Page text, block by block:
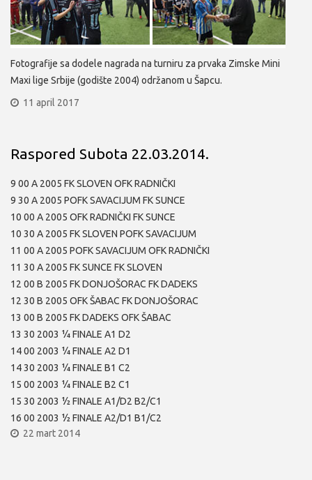
Fotografije sa dodele nagrada na turniru za prvaka Zimske Mini
Maxi lige Srbije (godište 2004) održanom u Šapcu.
11 april 2017
Raspored Subota 22.03.2014.
9 00 A 2005 FK SLOVEN OFK RADNIČKI
9 30 A 2005 POFK SAVACIJUM FK SUNCE
10 00 A 2005 OFK RADNIČKI FK SUNCE
10 30 A 2005 FK SLOVEN POFK SAVACIJUM
11 00 A 2005 POFK SAVACIJUM OFK RADNIČKI
11 30 A 2005 FK SUNCE FK SLOVEN
12 00 B 2005 FK DONJOŠORAC FK DADEKS
12 30 B 2005 OFK ŠABAC FK DONJOŠORAC
13 00 B 2005 FK DADEKS OFK ŠABAC
13 30 2003 ¼ FINALE A1 D2
14 00 2003 ¼ FINALE A2 D1
14 30 2003 ¼ FINALE B1 C2
15 00 2003 ¼ FINALE B2 C1
15 30 2003 ½ FINALE A1/D2 B2/C1
16 00 2003 ½ FINALE A2/D1 B1/C2
22 mart 2014